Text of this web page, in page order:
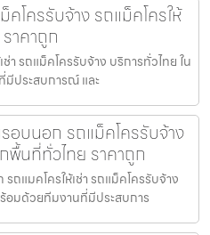
คโครรับจ้าง รถแม็คโครให้
าคาถูก
า รถแม็คโครรับจ้าง บริการทั่วไทย ใน
มีประสบการณ์ และ
อบนอก รถแม็คโครรับจ้าง
พื้นที่ทั่วไทย ราคาถูก
ถแมคโครให้เช่า รถแม็คโครรับจ้าง
อมด้วยทีมงานที่มีประสบการ